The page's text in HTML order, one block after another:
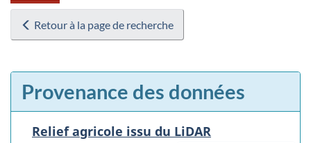
Retour à la page de recherche
Provenance des données
Relief agricole issu du LiDAR